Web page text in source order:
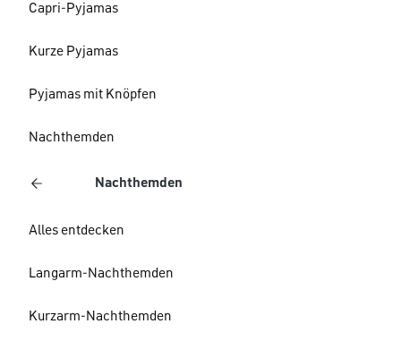
Capri-Pyjamas
Kurze Pyjamas
Pyjamas mit Knöpfen
Nachthemden
Nachthemden
Alles entdecken
Langarm-Nachthemden
Kurzarm-Nachthemden